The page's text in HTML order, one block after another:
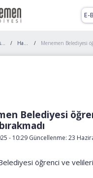
E-
Basında Biz Haberler
Belediyesi
- 10:29 Güncellenme: 23
öğrenci ve velileri